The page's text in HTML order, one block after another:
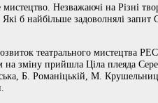
мистецтво. Незважаючі на Різні
б найбільше задоволнялі запит
театрального мистецтва
на зміну прийшла Ціла плеяда
Б. Романіцькій, М.